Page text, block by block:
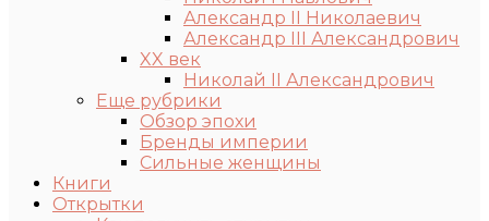
Александр II Николаевич
Александр III Александрович
XX век
Николай II Александрович
Еще рубрики
Обзор эпохи
Бренды империи
Сильные женщины
Книги
Открытки